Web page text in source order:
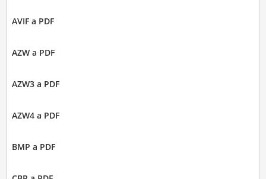
AVIF a PDF
AZW a PDF
AZW3 a PDF
AZW4 a PDF
BMP a PDF